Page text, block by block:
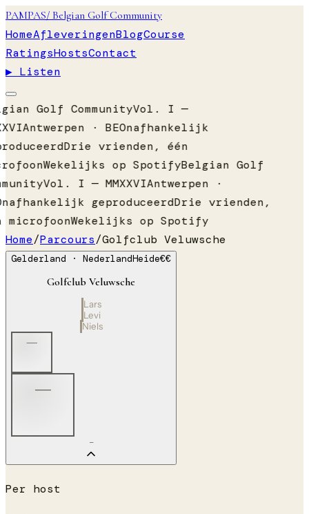
PAMPAS/ Belgian Golf Community
HomeAfleveringenBlogCourse
RatingsHostsContact
▶ Listen
Golf CommunityVol. I —
Antwerpen · BEOnafhankelijk
Drie vrienden, één
Wekelijks op SpotifyBelgian Golf
Vol. I — MMXXVIAntwerpen ·
geproduceerdDrie vrienden,
microfoonWekelijks op Spotify
Home/Parcours/Golfclub Veluwsche
Gelderland · NederlandHeide€€
Golfclub Veluwsche
Lars
Levi
Niels
—
—
—
Per host